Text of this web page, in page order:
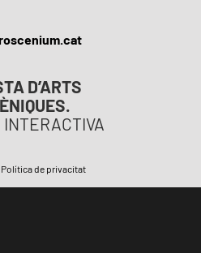
D’ARTS
INTERACTIVA
Política de privacitat